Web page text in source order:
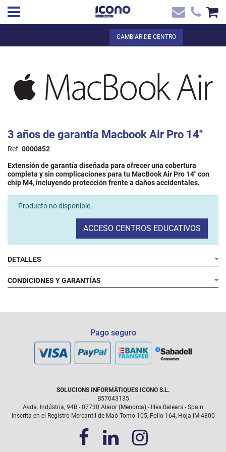
VER LA CESTA
ES ✖
Inicio
CAMBIAR DE CENTRO
3 años de garantía Macbook Air Pro 14"
Ref. 0000852
Extensión de garantía diseñada para ofrecer una cobertura
completa y sin complicaciones para tu MacBook Air Pro 14" con
chip M4, incluyendo protección frente a daños accidentales.
Producto no disponible.
ACCESO CENTROS EDUCATIVOS
DETALLES
CONDICIONES Y GARANTÍAS
Pago seguro
SOLUCIONS INFORMÀTIQUES ICONO S.L.
B57043135
Avda. Indústria, 94B - 07730 Alaior (Menorca) - Illes Balears - Spain
Inscrita en el Registro Mercantil de Maó Tomo 105, Folio 164, Hoja IM-4800